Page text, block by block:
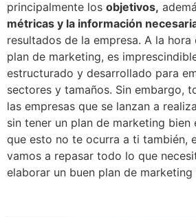
principalmente los objetivos,
métricas y la información
resultados de la empresa. A la
plan de marketing, es
estructurado y desarrollado para
sectores y tamaños. Sin embargo,
las empresas que se lanzan a
sin tener un plan de marketing bien
que esto no te ocurra a ti también,
vamos a repasar todo lo que
elaborar un buen plan de